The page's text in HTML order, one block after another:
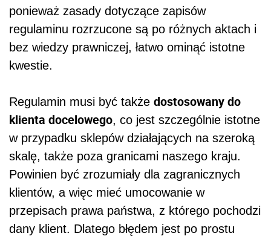
ponieważ zasady dotyczące zapisów
regulaminu rozrzucone są po różnych aktach i
bez wiedzy prawniczej, łatwo ominąć istotne
kwestie.
Regulamin musi być także dostosowany do
klienta docelowego, co jest szczególnie istotne
w przypadku sklepów działających na szeroką
skalę, także poza granicami naszego kraju.
Powinien być zrozumiały dla zagranicznych
klientów, a więc mieć umocowanie w
przepisach prawa państwa, z którego pochodzi
dany klient. Dlatego błędem jest po prostu